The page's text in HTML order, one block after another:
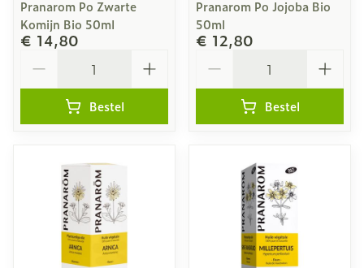
Pranarom Po Zwarte
Komijn Bio 50ml
€ 14,80
Bestel
Pranarom Po Jojoba Bio
50ml
€ 12,80
Bestel